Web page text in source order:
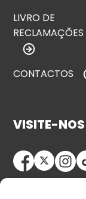
LIVRO DE
RECLAMAÇÕES
CONTACTOS
VISITE-NOS